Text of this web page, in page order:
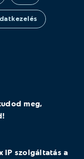
meg,
IP szolgáltatás a